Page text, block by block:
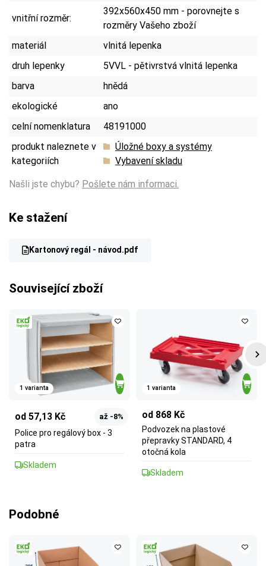
vnitřní rozměr:
392x560x450 mm - porovnejte s
rozměry Vašeho zboží
materiál
vlnitá lepenka
druh lepenky
5VVL - pětivrstvá vlnitá lepenka
barva
hnědá
ekologické
ano
celní nomenklatura
48191000
produkt naleznete v
kategoriích
Úložné boxy a systémy
Vybavení skladu
Našli jste chybu? Pošlete nám informaci.
Ke stažení
Kartonový regál - návod.pdf
Související zboží
1 varianta
od 57,13 Kč až -8%
Police pro regálový box - 3
patra
Skladem
1 varianta
od 868 Kč
Podvozek na plastové
přepravky STANDARD, 4
otočná kola
Skladem
Podobné